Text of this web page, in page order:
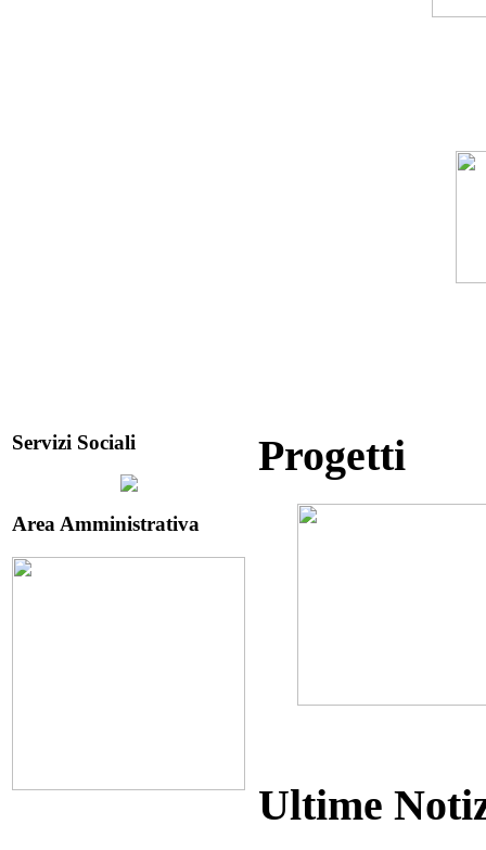
Servizi Sociali
Area Amministrativa
Progetti
Ultime